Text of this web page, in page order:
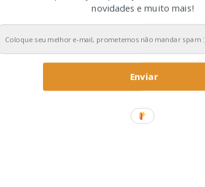
novidades e muito mais!
Enviar